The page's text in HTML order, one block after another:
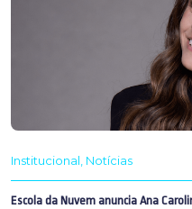
Institucional Notícias
Escola da Nuvem anuncia Ana